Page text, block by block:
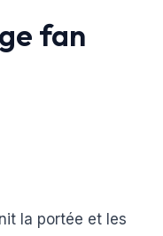
fan
la portée et les